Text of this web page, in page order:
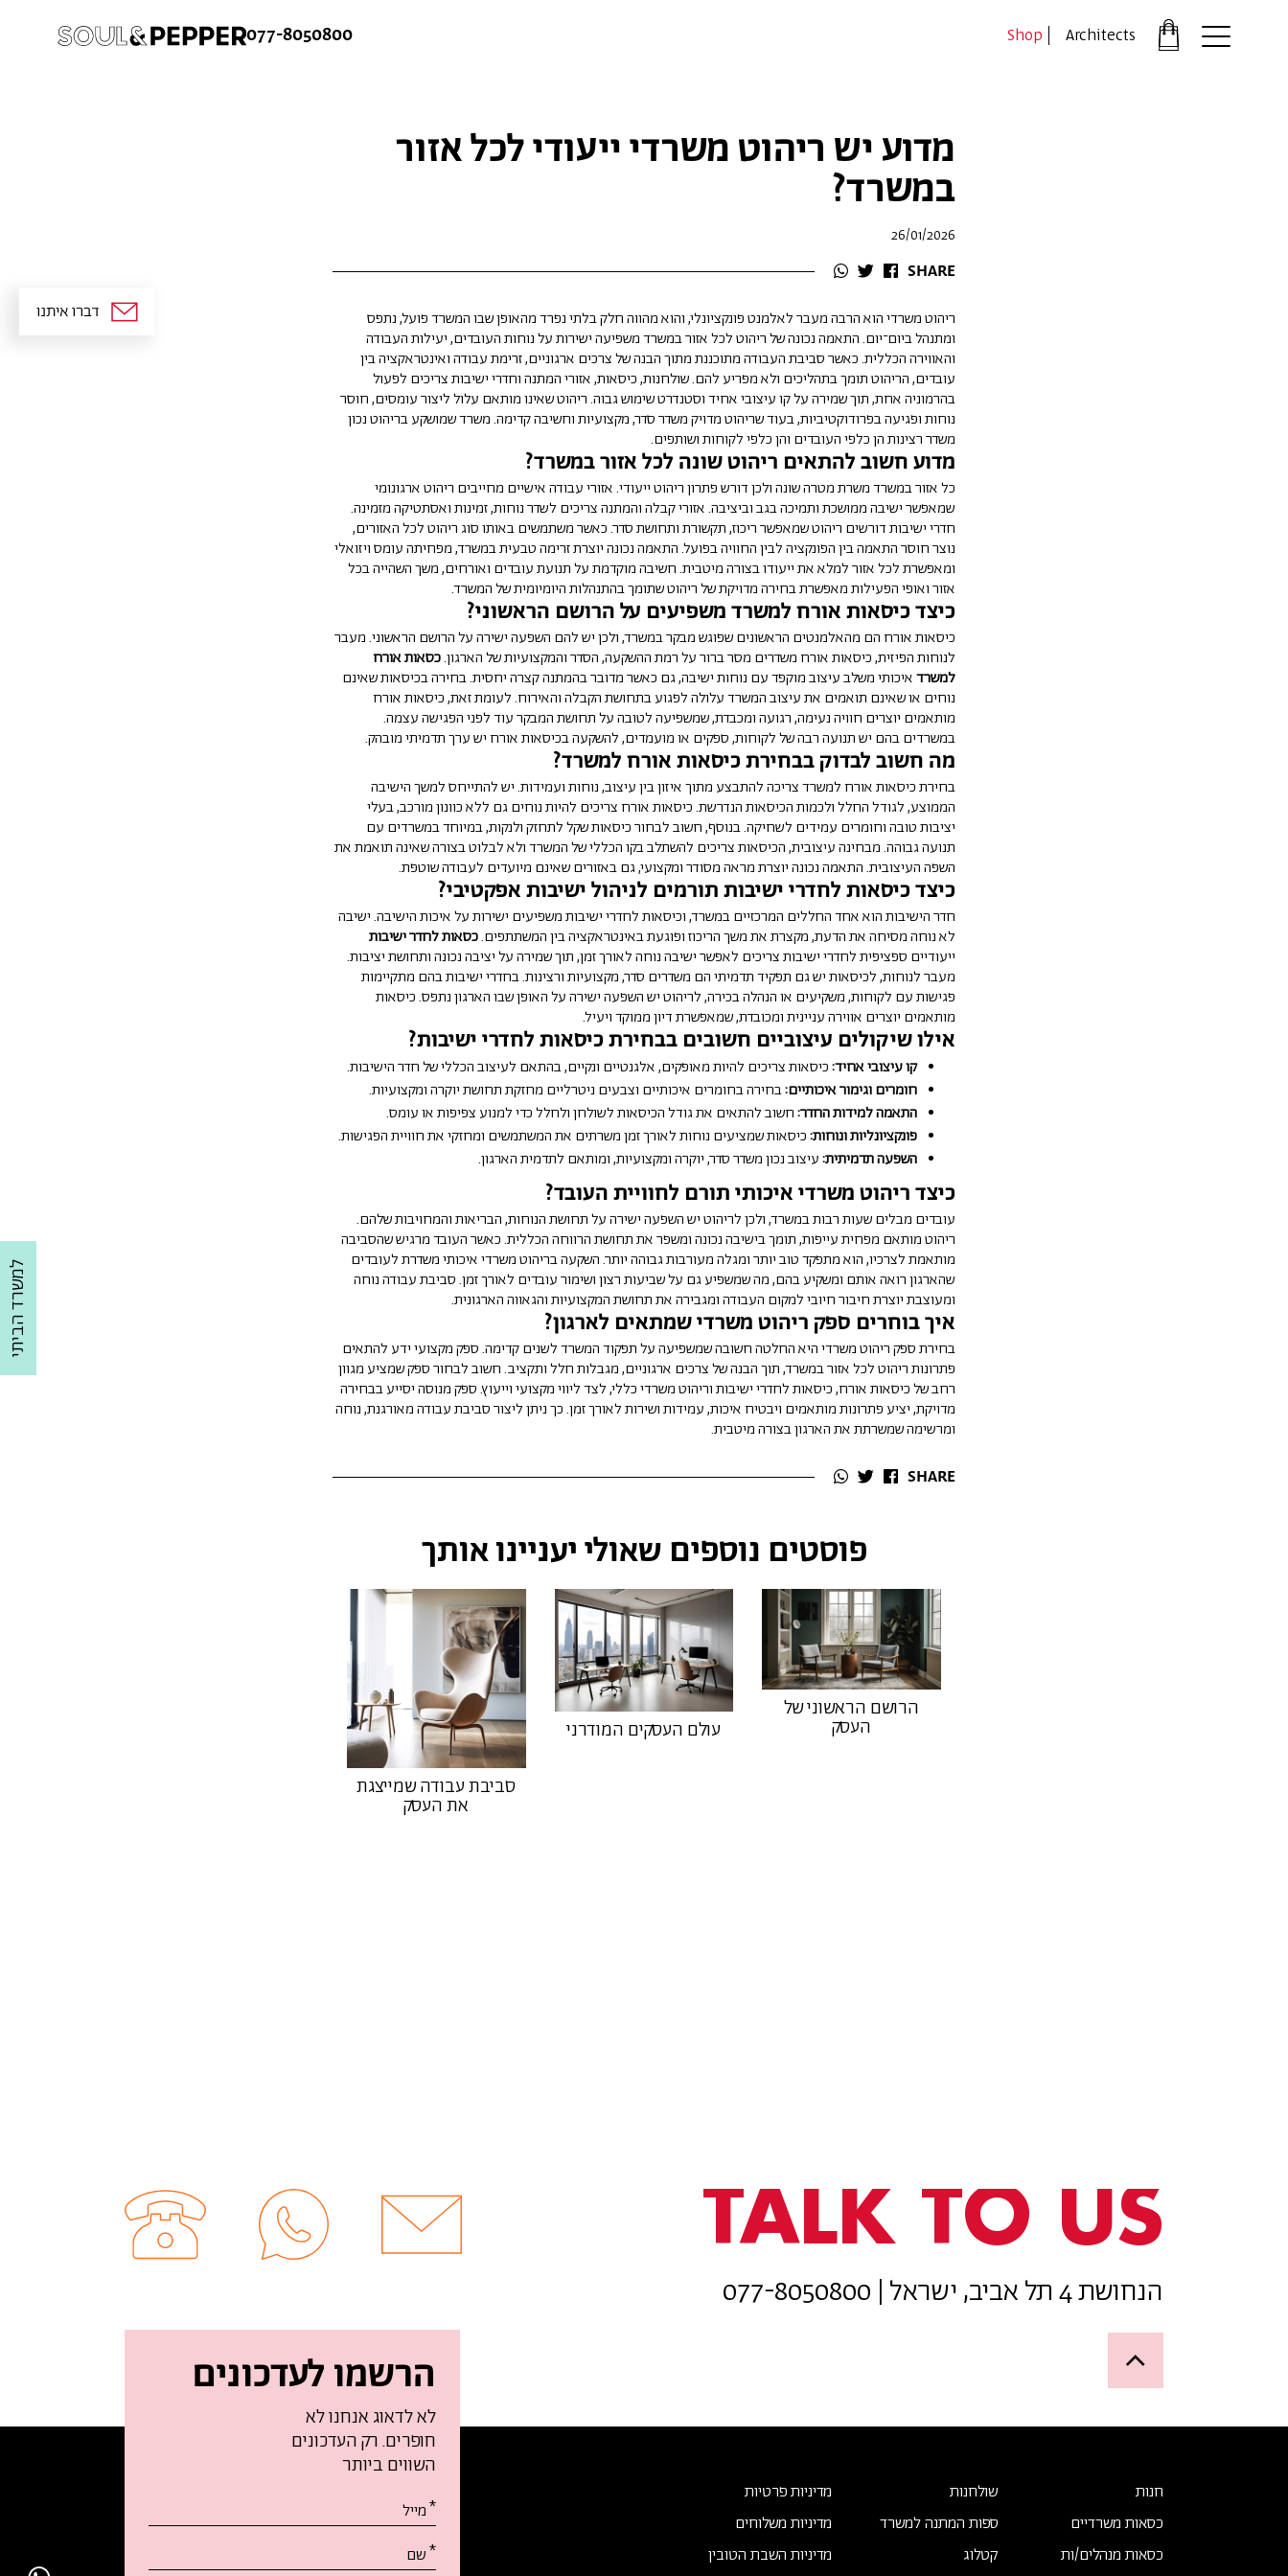
למשרד הביתי
Shop Architectsפתיחת 077-8050800
אין מוצרים בעגלה
כבר רשומים?
*יש להזין את המספר הטלפון הנייד שלך ונשלח לך קוד אימות
משתמש
פרטיכם ותוכלו ליהנות מהיתרונות של משתמש רשום כבר עכשיו.
להרשמה
מדוע יש ריהוט משרדי ייעודי לכל אזור
במשרד?
26/01/2026
SHARE
ריהוט משרדי הוא הרבה מעבר לאלמנט פונקציונלי, והוא מהווה חלק בלתי נפרד מהאופן שבו המשרד פועל, נתפס
ומתנהל ביום־יום. התאמה נכונה של ריהוט לכל אזור במשרד משפיעה ישירות על נוחות העובדים, יעילות העבודה
והאווירה הכללית. כאשר סביבת העבודה מתוכננת מתוך הבנה של צרכים ארגוניים, זרימת עבודה ואינטראקציה בין
עובדים, הריהוט תומך בתהליכים ולא מפריע להם. שולחנות, כיסאות, אזורי המתנה וחדרי ישיבות צריכים לפעול
בהרמוניה אחת, תוך שמירה על קו עיצובי אחיד וסטנדרט שימוש גבוה. ריהוט שאינו מותאם עלול ליצור עומסים, חוסר
נוחות ופגיעה בפרודוקטיביות, בעוד שריהוט מדויק משדר סדר, מקצועיות וחשיבה קדימה. משרד שמושקע בריהוט נכון
משדר רצינות הן כלפי העובדים והן כלפי לקוחות ושותפים.
מדוע חשוב להתאים ריהוט שונה לכל אזור במשרד?
כל אזור במשרד משרת מטרה שונה ולכן דורש פתרון ריהוט ייעודי. אזורי עבודה אישיים מחייבים ריהוט ארגונומי
שמאפשר ישיבה ממושכת ותמיכה בגב וביציבה. אזורי קבלה והמתנה צריכים לשדר נוחות, זמינות ואסתטיקה מזמינה.
חדרי ישיבות דורשים ריהוט שמאפשר ריכוז, תקשורת ותחושת סדר. כאשר משתמשים באותו סוג ריהוט לכל האזורים,
נוצר חוסר התאמה בין הפונקציה לבין החוויה בפועל. התאמה נכונה יוצרת זרימה טבעית במשרד, מפחיתה עומס ויזואלי
ומאפשרת לכל אזור למלא את ייעודו בצורה מיטבית. חשיבה מוקדמת על תנועת עובדים ואורחים, משך השהייה בכל
אזור ואופי הפעילות מאפשרת בחירה מדויקת של ריהוט שתומך בהתנהלות היומיומית של המשרד.
כיצד כיסאות אורח למשרד משפיעים על הרושם הראשוני?
כיסאות אורח הם מהאלמנטים הראשונים שפוגש מבקר במשרד, ולכן יש להם השפעה ישירה על הרושם הראשוני. מעבר
לנוחות הפיזית, כיסאות אורח משדרים מסר ברור על רמת ההשקעה, הסדר והמקצועיות של הארגון.כסאות אורח
למשרדאיכותי משלב עיצוב מוקפד עם נוחות ישיבה, גם כאשר מדובר בהמתנה קצרה יחסית. בחירה בכיסאות שאינם
נוחים או שאינם תואמים את עיצוב המשרד עלולה לפגוע בתחושת הקבלה והאירוח. לעומת זאת, כיסאות אורח
מותאמים יוצרים חוויה נעימה, רגועה ומכבדת, שמשפיעה לטובה על תחושת המבקר עוד לפני הפגישה עצמה.
במשרדים בהם יש תנועה רבה של לקוחות, ספקים או מועמדים, להשקעה בכיסאות אורח יש ערך תדמיתי מובהק.
מה חשוב לבדוק בבחירת כיסאות אורח למשרד?
בחירת כיסאות אורח למשרד צריכה להתבצע מתוך איזון בין עיצוב, נוחות ועמידות. יש להתייחס למשך הישיבה
הממוצע, לגודל החלל ולכמות הכיסאות הנדרשת. כיסאות אורח צריכים להיות נוחים גם ללא כוונון מורכב, בעלי
יציבות טובה וחומרים עמידים לשחיקה. בנוסף, חשוב לבחור כיסאות שקל לתחזק ולנקות, במיוחד במשרדים עם
תנועה גבוהה. מבחינה עיצובית, הכיסאות צריכים להשתלב בקו הכללי של המשרד ולא לבלוט בצורה שאינה תואמת את
השפה העיצובית. התאמה נכונה יוצרת מראה מסודר ומקצועי, גם באזורים שאינם מיועדים לעבודה שוטפת.
כיצד כיסאות לחדרי ישיבות תורמים לניהול ישיבות אפקטיבי?
חדר הישיבות הוא אחד החללים המרכזיים במשרד, וכיסאות לחדרי ישיבות משפיעים ישירות על איכות הישיבה. ישיבה
לא נוחה מסיחה את הדעת, מקצרת את משך הריכוז ופוגעת באינטראקציה בין המשתתפים.כסאות לחדר ישיבות
ייעודיים ספציפית לחדרי ישיבות צריכים לאפשר ישיבה נוחה לאורך זמן, תוך שמירה על יציבה נכונה ותחושת יציבות.
מעבר לנוחות, לכיסאות יש גם תפקיד תדמיתי הם משדרים סדר, מקצועיות ורצינות. בחדרי ישיבות בהם מתקיימות
פגישות עם לקוחות, משקיעים או הנהלה בכירה, לריהוט יש השפעה ישירה על האופן שבו הארגון נתפס. כיסאות
מותאמים יוצרים אווירה עניינית ומכובדת, שמאפשרת דיון ממוקד ויעיל.
אילו שיקולים עיצוביים חשובים בבחירת כיסאות לחדרי ישיבות?
קו עיצובי אחיד:כיסאות צריכים להיות מאופקים, אלגנטיים ונקיים, בהתאם לעיצוב הכללי של חדר הישיבות.
חומרים וגימור איכותיים:בחירה בחומרים איכותיים וצבעים ניטרליים מחזקת תחושת יוקרה ומקצועיות.
התאמה למידות החדר:חשוב להתאים את גודל הכיסאות לשולחן ולחלל כדי למנוע צפיפות או עומס.
פונקציונליות ונוחות:כיסאות שמציעים נוחות לאורך זמן משרתים את המשתמשים ומחזקי את חוויית הפגישות.
השפעה תדמיתית:עיצוב נכון משדר סדר, יוקרה ומקצועיות, ומותאם לתדמית הארגון.
כיצד ריהוט משרדי איכותי תורם לחוויית העובד?
עובדים מבלים שעות רבות במשרד, ולכן לריהוט יש השפעה ישירה על תחושת הנוחות, הבריאות והמחויבות שלהם.
ריהוט מותאם מפחית עייפות, תומך בישיבה נכונה ומשפר את תחושת הרווחה הכללית. כאשר העובד מרגיש שהסביבה
מותאמת לצרכיו, הוא מתפקד טוב יותר ומגלה מעורבות גבוהה יותר. השקעה בריהוט משרדי איכותי משדרת לעובדים
שהארגון רואה אותם ומשקיע בהם, מה שמשפיע גם על שביעות רצון ושימור עובדים לאורך זמן. סביבת עבודה נוחה
ומעוצבת יוצרת חיבור חיובי למקום העבודה ומגבירה את תחושת המקצועיות והגאווה הארגונית.
איך בוחרים ספק ריהוט משרדי שמתאים לארגון?
בחירת ספק ריהוט משרדי היא החלטה חשובה שמשפיעה על תפקוד המשרד לשנים קדימה. ספק מקצועי ידע להתאים
פתרונות ריהוט לכל אזור במשרד, תוך הבנה של צרכים ארגוניים, מגבלות חלל ותקציב. חשוב לבחור ספק שמציע מגוון
רחב של כיסאות אורח, כיסאות לחדרי ישיבות וריהוט משרדי כללי, לצד ליווי מקצועי וייעוץ. ספק מנוסה יסייע בבחירה
מדויקת, יציע פתרונות מותאמים ויבטיח איכות, עמידות ושירות לאורך זמן. כך ניתן ליצור סביבת עבודה מאורגנת, נוחה
ומרשימה שמשרתת את הארגון בצורה מיטבית.
SHARE
פוסטים נוספים שאולי יעניינו אותך
סביבת עבודה שמייצגת
את העסק
עולם העסקים המודרני
הרושם הראשוני של
העסק
TALK TO US
הנחושת 4 תל אביב, ישראל | 077-8050800
Up הרשמו לעדכונים
לא לדאוג אנחנו לא
חופרים. רק העדכונים
השווים ביותר
אנא
מלאו
את
טופס
חנות
כסאות משרדיים
כסאות מנהלים/ות
שולחנות
ספות המתנה למשרד
קטלוג
מדיניות פרטיות
מדיניות משלוחים
מדיניות השבת הטובין